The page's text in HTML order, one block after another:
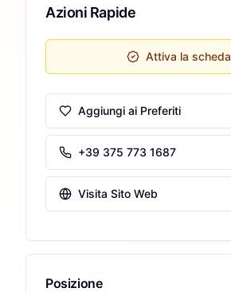
Azioni Rapide
Attiva la scheda
Aggiungi ai Preferiti
+39 375 773 1687
Visita Sito Web
Posizione